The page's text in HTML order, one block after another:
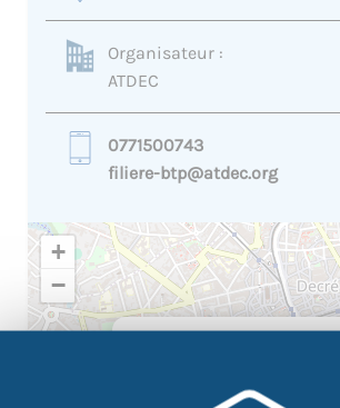
Organisateur :
ATDEC
0771500743
filiere-btp@atdec.org
+
−